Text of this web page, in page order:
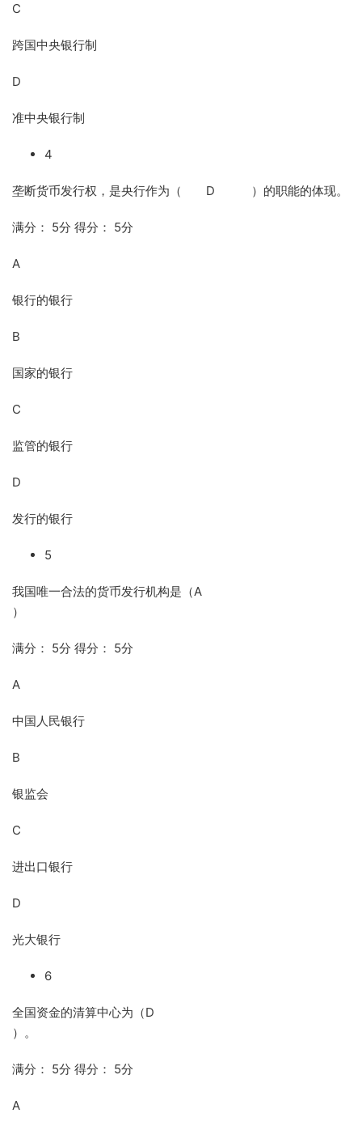
C
跨国中央银行制
D
准中央银行制
4
垄断货币发行权，是央行作为（ D ）的职能的体现。
满分： 5分 得分： 5分
A
银行的银行
B
国家的银行
C
监管的银行
D
发行的银行
5
我国唯一合法的货币发行机构是（A
）
满分： 5分 得分： 5分
A
中国人民银行
B
银监会
C
进出口银行
D
光大银行
6
全国资金的清算中心为（D
）。
满分： 5分 得分： 5分
A